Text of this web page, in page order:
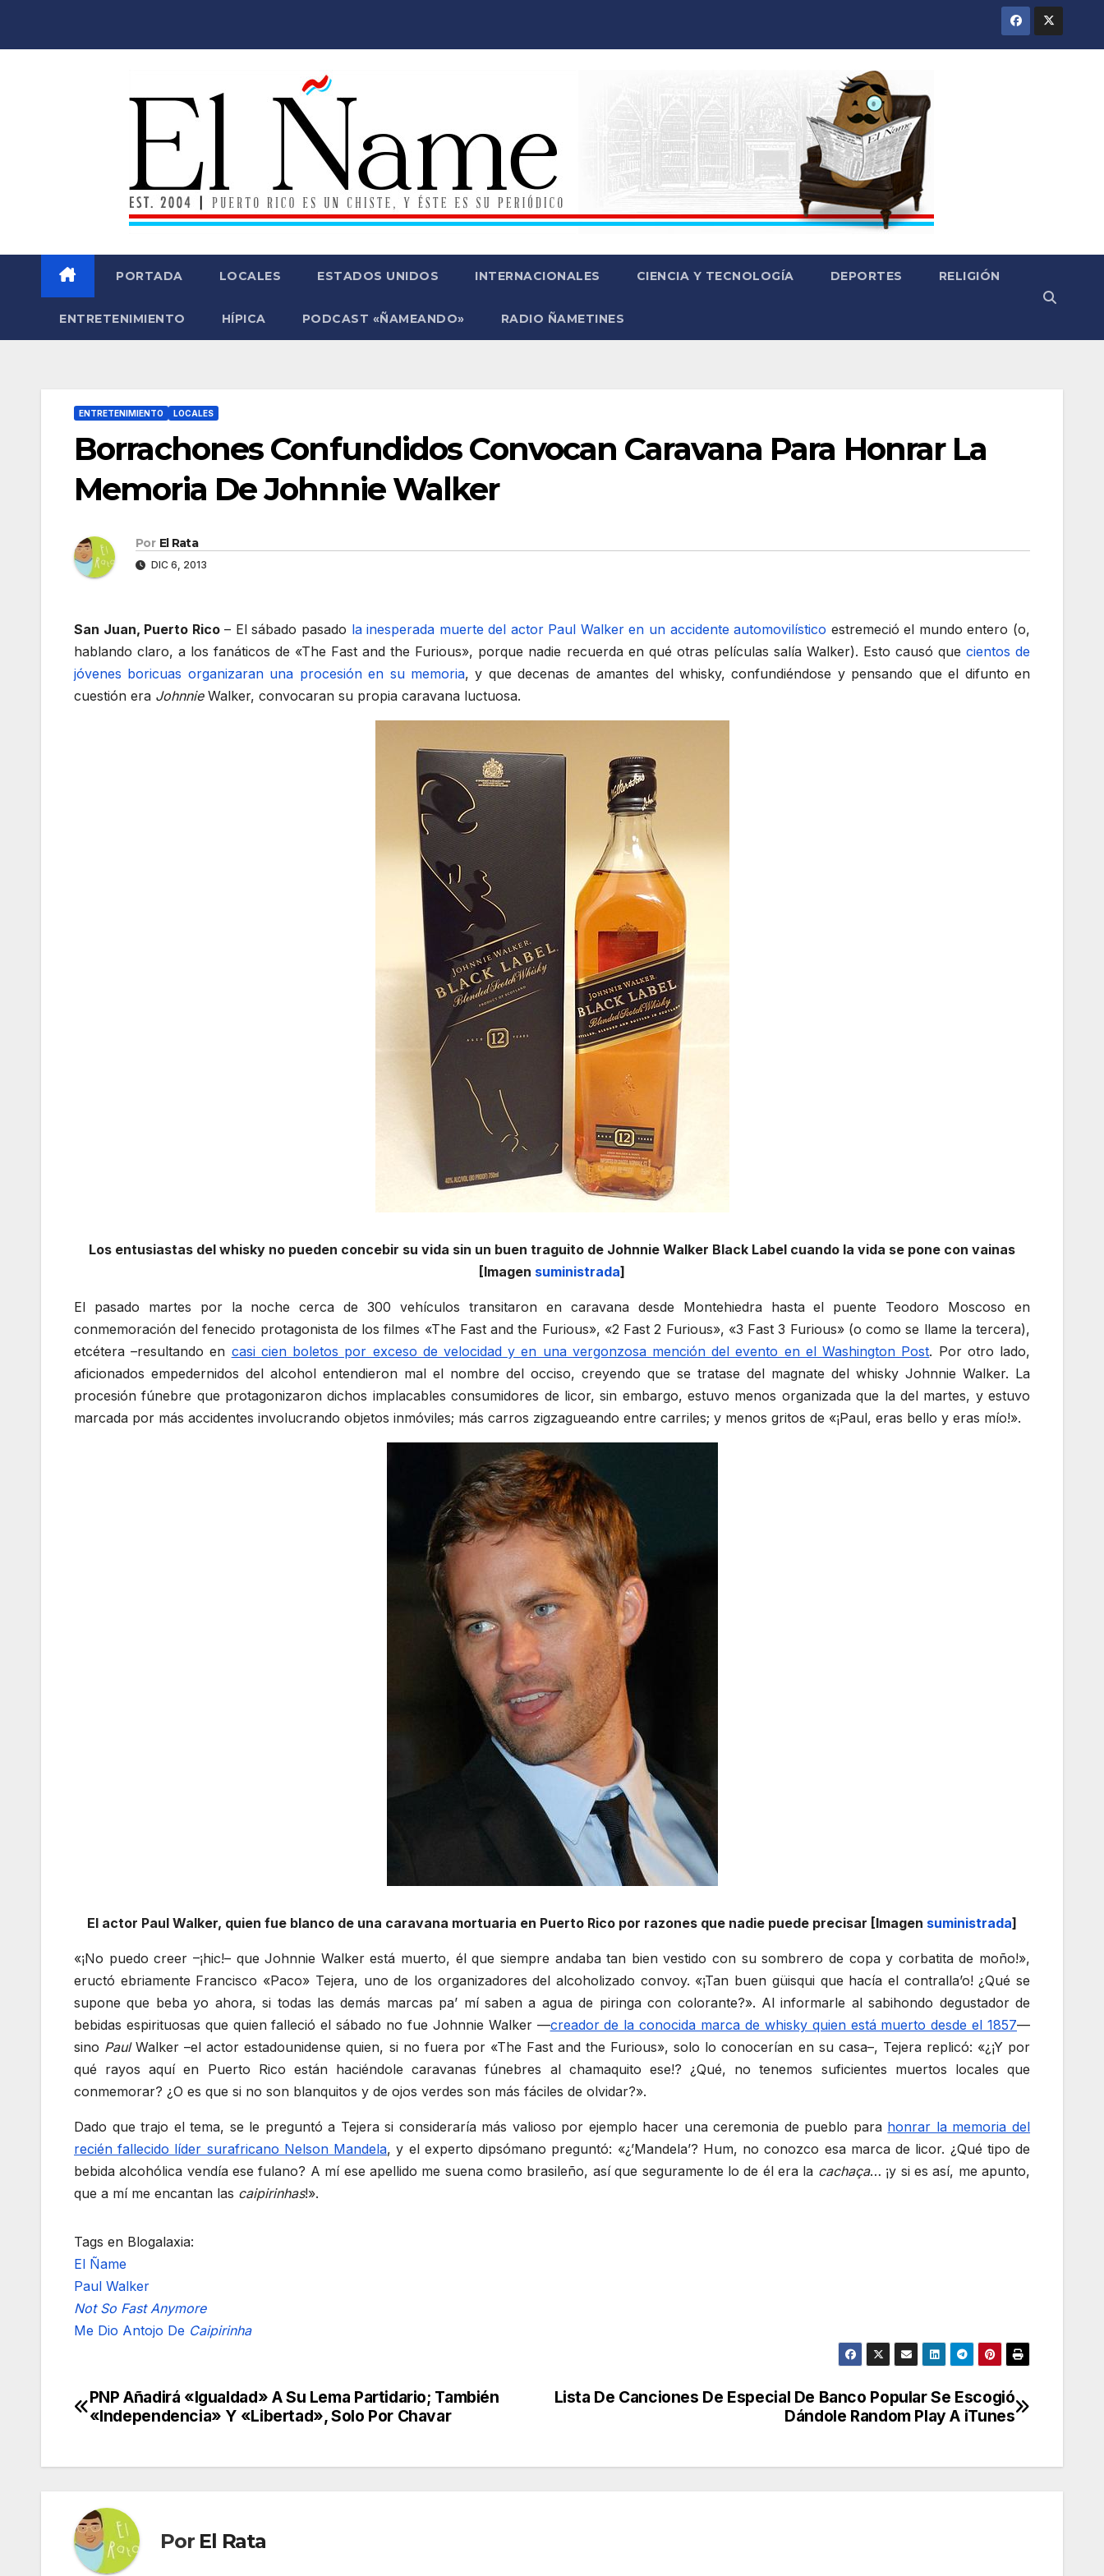
PORTADA LOCALES ESTADOS UNIDOS INTERNACIONALES CIENCIA Y TECNOLOGÍA DEPORTES RELIGIÓN
ENTRETENIMIENTO HÍPICA PODCAST «ÑAMEANDO» RADIO ÑAMETINES
ENTRETENIMIENTO LOCALES
Borrachones Confundidos Convocan Caravana Para Honrar La
Memoria De Johnnie Walker
Por El Rata
DIC 6, 2013
San Juan, Puerto Rico– El sábado pasado la inesperada muerte del actor Paul Walker en un accidente automovilístico estremeció el mundo entero (o,
hablando claro, a los fanáticos de «The Fast and the Furious», porque nadie recuerda en qué otras películas salía Walker). Esto causó que cientos de
jóvenes boricuas organizaran una procesión en su memoria, y que decenas de amantes del whisky, confundiéndose y pensando que el difunto en
cuestión era JohnnieWalker, convocaran su propia caravana luctuosa.
Los entusiastas del whisky no pueden concebir su vida sin un buen traguito de Johnnie Walker Black Label cuando la vida se pone con vainas
[Imagen suministrada]
El pasado martes por la noche cerca de 300 vehículos transitaron en caravana desde Montehiedra hasta el puente Teodoro Moscoso en
conmemoración del fenecido protagonista de los filmes «The Fast and the Furious», «2 Fast 2 Furious», «3 Fast 3 Furious» (o como se llame la tercera),
etcétera –resultando en casi cien boletos por exceso de velocidad y en una vergonzosa mención del evento en el Washington Post. Por otro lado,
aficionados empedernidos del alcohol entendieron mal el nombre del occiso, creyendo que se tratase del magnate del whisky Johnnie Walker. La
procesión fúnebre que protagonizaron dichos implacables consumidores de licor, sin embargo, estuvo menos organizada que la del martes, y estuvo
marcada por más accidentes involucrando objetos inmóviles; más carros zigzagueando entre carriles; y menos gritos de «¡Paul, eras bello y eras mío!».
El actor Paul Walker, quien fue blanco de una caravana mortuaria en Puerto Rico por razones que nadie puede precisar [Imagen suministrada]
«¡No puedo creer –¡hic!– que Johnnie Walker está muerto, él que siempre andaba tan bien vestido con su sombrero de copa y corbatita de moño!»,
eructó ebriamente Francisco «Paco» Tejera, uno de los organizadores del alcoholizado convoy. «¡Tan buen güisqui que hacía el contralla’o! ¿Qué se
supone que beba yo ahora, si todas las demás marcas pa’ mí saben a agua de piringa con colorante?». Al informarle al sabihondo degustador de
bebidas espirituosas que quien falleció el sábado no fue Johnnie Walker —creador de la conocida marca de whisky quien está muerto desde el 1857—
sino PaulWalker –el actor estadounidense quien, si no fuera por «The Fast and the Furious», solo lo conocerían en su casa–, Tejera replicó: «¿¡Y por
qué rayos aquí en Puerto Rico están haciéndole caravanas fúnebres al chamaquito ese!? ¿Qué, no tenemos suficientes muertos locales que
conmemorar? ¿O es que si no son blanquitos y de ojos verdes son más fáciles de olvidar?».
Dado que trajo el tema, se le preguntó a Tejera si consideraría más valioso por ejemplo hacer una ceremonia de pueblo para honrar la memoria del
recién fallecido líder surafricano Nelson Mandela, y el experto dipsómano preguntó: «¿’Mandela’? Hum, no conozco esa marca de licor. ¿Qué tipo de
bebida alcohólica vendía ese fulano? A mí ese apellido me suena como brasileño, así que seguramente lo de él era la cachaça… ¡y si es así, me apunto,
que a mí me encantan las caipirinhas!».
Tags en Blogalaxia:
El Ñame
Paul Walker
Not So Fast Anymore
Me Dio Antojo De Caipirinha
Navegación
entradas
Lista De Canciones De Especial De Banco Popular Se Escogió
Dándole Random Play A iTunes
PNP Añadirá «Igualdad» A Su Lema Partidario; También
«Independencia» Y «Libertad», Solo Por Chavar
Por El Rata